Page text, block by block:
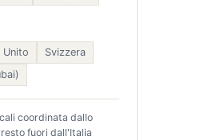
Unito
Svizzera
coordinata dallo
fuori dall'Italia